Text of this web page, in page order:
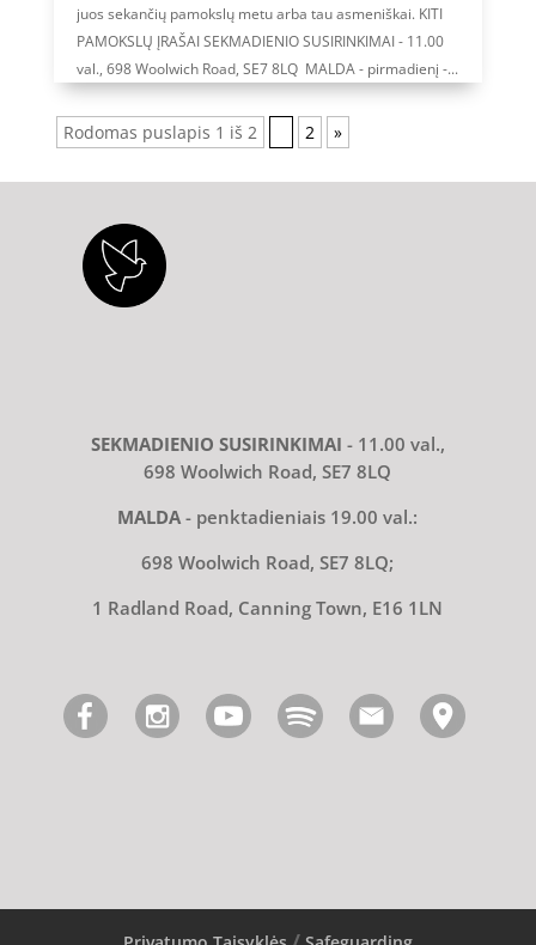
juos sekančių pamokslų metu arba tau asmeniškai. KITI
PAMOKSLŲ ĮRAŠAI SEKMADIENIO SUSIRINKIMAI - 11.00
val., 698 Woolwich Road, SE7 8LQ MALDA - pirmadienį -...
Rodomas puslapis 1 iš 2 2 »
SEKMADIENIO SUSIRINKIMAI - 11.00 val.,
698 Woolwich Road, SE7 8LQ
MALDA- penktadieniais 19.00 val.:
698 Woolwich Road, SE7 8LQ;
1 Radland Road, Canning Town, E16 1LN